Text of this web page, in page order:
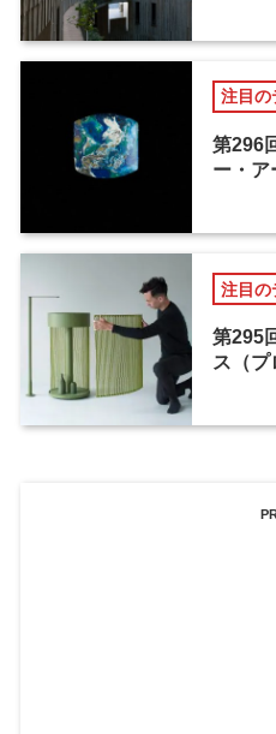
注目の
第296
ー・ア
注目の
第295
ス（プ